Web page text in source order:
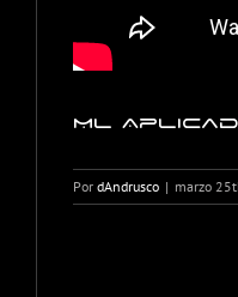
ML
Por dAndrusco | marzo